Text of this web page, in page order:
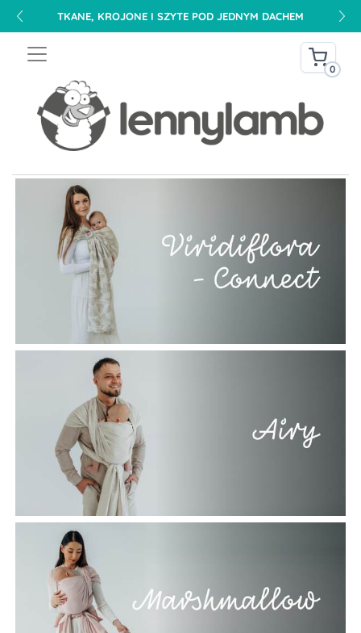
TKANE, KROJONE I SZYTE POD JEDNYM DACHEM
0